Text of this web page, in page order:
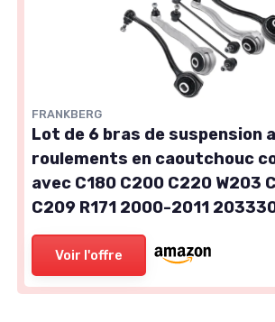
FRANKBERG
Lot de 6 bras de suspension
roulements en caoutchouc
avec C180 C200 C220 W203
C209 R171 2000-2011
Voir l'offre